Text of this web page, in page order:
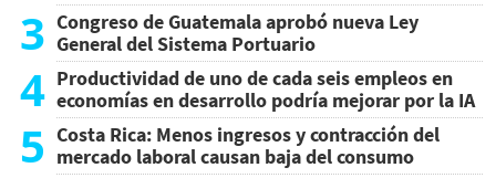
3 Congreso de Guatemala aprobó nueva Ley
General del Sistema Portuario
4 Productividad de uno de cada seis empleos en
economías en desarrollo podría mejorar por la IA
5 Costa Rica: Menos ingresos y contracción del
mercado laboral causan baja del consumo